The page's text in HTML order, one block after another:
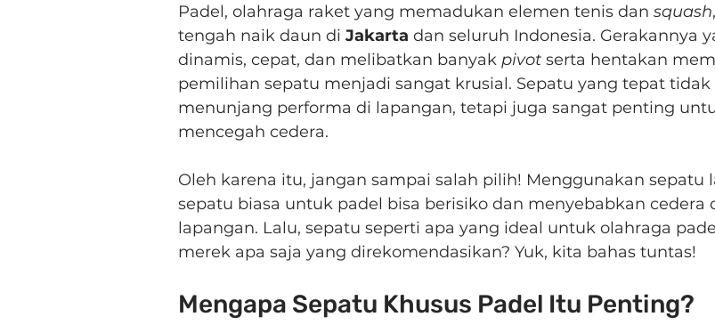
Padel, olahraga raket yang memadukan elemen tenis dan squash
tengah naik daun di Jakarta dan seluruh Indonesia. Gerakannya
dinamis, cepat, dan melibatkan banyak pivot serta hentakan
pemilihan sepatu menjadi sangat krusial. Sepatu yang tepat tidak
menunjang performa di lapangan, tetapi juga sangat penting
mencegah cedera.
Oleh karena itu, jangan sampai salah pilih! Menggunakan sepatu
sepatu biasa untuk padel bisa berisiko dan menyebabkan cedera
lapangan. Lalu, sepatu seperti apa yang ideal untuk olahraga
merek apa saja yang direkomendasikan? Yuk, kita bahas tuntas!
Mengapa Sepatu Khusus Padel Itu Penting?